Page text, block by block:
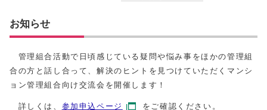
お知らせ
管理組合活動で日頃感じている疑問や悩み事をほかの管理組
合の方と話し合って、解決のヒントを見つけていただくマンシ
ョン管理組合向け交流会を開催します！
詳しくは、 参加申込ページ をご確認ください。